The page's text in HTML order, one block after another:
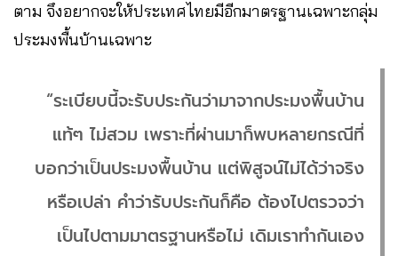
ตาม จึงอยากจะให้ประเทศไทยมีอีกมาตรฐานเฉพาะกลุ่ม
ประมงพื้นบ้านเฉพาะ
“ระเบียบนี้จะรับประกันว่ามาจากประมงพื้นบ้าน
แท้ๆ ไม่สวม เพราะที่ผ่านมาก็พบหลายกรณีที่
บอกว่าเป็นประมงพื้นบ้าน แต่พิสูจน์ไม่ได้ว่าจริง
หรือเปล่า คำว่ารับประกันก็คือ ต้องไปตรวจว่า
เป็นไปตามมาตรฐานหรือไม่ เดิมเราทำกันเอง